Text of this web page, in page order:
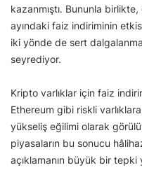
kazanmıştı. Bununla
ayındaki faiz indiriminin
iki yönde de sert
seyrediyor.
Kripto varlıklar için faiz
Ethereum gibi riskli
yükseliş eğilimi olarak
piyasaların bu sonucu
açıklamanın büyük bir tepki